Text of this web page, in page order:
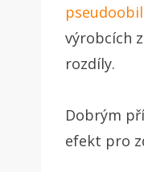
výrobcích
rozdíly.
Dobrým
efekt pro